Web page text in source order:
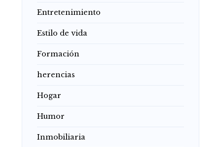
Entretenimiento
Estilo de vida
Formación
herencias
Hogar
Humor
Inmobiliaria